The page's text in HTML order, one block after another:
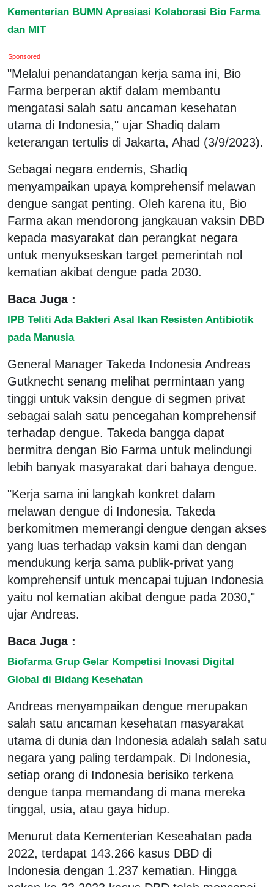
Kementerian BUMN Apresiasi Kolaborasi Bio Farma
dan MIT
Sponsored
"Melalui penandatangan kerja sama ini, Bio
Farma berperan aktif dalam membantu
mengatasi salah satu ancaman kesehatan
utama di Indonesia," ujar Shadiq dalam
keterangan tertulis di Jakarta, Ahad (3/9/2023).
Sebagai negara endemis, Shadiq
menyampaikan upaya komprehensif melawan
dengue sangat penting. Oleh karena itu, Bio
Farma akan mendorong jangkauan vaksin DBD
kepada masyarakat dan perangkat negara
untuk menyukseskan target pemerintah nol
kematian akibat dengue pada 2030.
Baca Juga :
IPB Teliti Ada Bakteri Asal Ikan Resisten Antibiotik
pada Manusia
General Manager Takeda Indonesia Andreas
Gutknecht senang melihat permintaan yang
tinggi untuk vaksin dengue di segmen privat
sebagai salah satu pencegahan komprehensif
terhadap dengue. Takeda bangga dapat
bermitra dengan Bio Farma untuk melindungi
lebih banyak masyarakat dari bahaya dengue.
"Kerja sama ini langkah konkret dalam
melawan dengue di Indonesia. Takeda
berkomitmen memerangi dengue dengan akses
yang luas terhadap vaksin kami dan dengan
mendukung kerja sama publik-privat yang
komprehensif untuk mencapai tujuan Indonesia
yaitu nol kematian akibat dengue pada 2030,"
ujar Andreas.
Baca Juga :
Biofarma Grup Gelar Kompetisi Inovasi Digital
Global di Bidang Kesehatan
Andreas menyampaikan dengue merupakan
salah satu ancaman kesehatan masyarakat
utama di dunia dan Indonesia adalah salah satu
negara yang paling terdampak. Di Indonesia,
setiap orang di Indonesia berisiko terkena
dengue tanpa memandang di mana mereka
tinggal, usia, atau gaya hidup.
Menurut data Kementerian Keseahatan pada
2022, terdapat 143.266 kasus DBD di
Indonesia dengan 1.237 kematian. Hingga